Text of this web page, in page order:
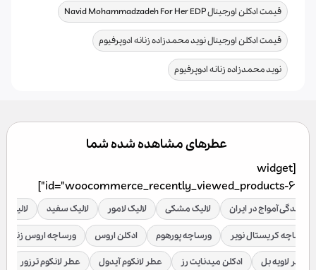
قیمت ادکلن اورجینال Navid Mohammadzadeh For Her EDP ,
قیمت ادکلن اورجینال نوید محمدزاده زنانه ادوپرفیوم ,
نوید محمدزاده زنانه ادوپرفیوم
عطرهای مشاهده شده شما
[widget
id="woocommerce_recently_viewed_products-6"]
نمایندگی آمواج در ایران لالیک مشکی لالیک لامور لالیک سفید لالیک
ورساچه کریستال نویر ورساچه پورهوم ادکلن اروس ورساچه اروس زنانه
عطر لاویه بل ادکلن میدنایت رز عطر لانکوم آیدول عطر لانکوم ترزور